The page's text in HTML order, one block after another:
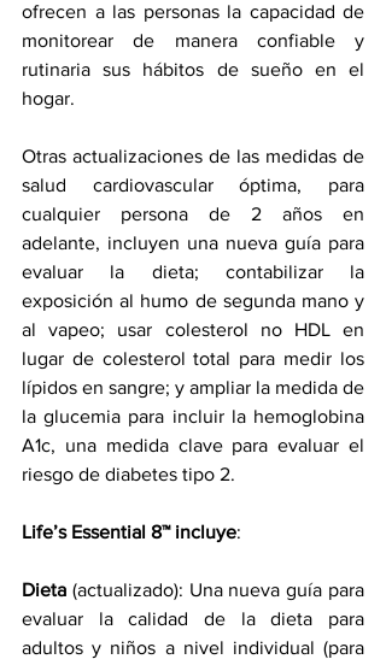
ofrecen a las personas la capacidad de
monitorear de manera confiable y
rutinaria sus hábitos de sueño en el
hogar.
Otras actualizaciones de las medidas de
salud cardiovascular óptima, para
cualquier persona de 2 años en
adelante, incluyen una nueva guía para
evaluar la dieta; contabilizar la
exposición al humo de segunda mano y
al vapeo; usar colesterol no HDL en
lugar de colesterol total para medir los
lípidos en sangre; y ampliar la medida de
la glucemia para incluir la hemoglobina
A1c, una medida clave para evaluar el
riesgo de diabetes tipo 2.
Life’s Essential 8™ incluye:
Dieta (actualizado): Una nueva guía para
evaluar la calidad de la dieta para
adultos y niños a nivel individual (para